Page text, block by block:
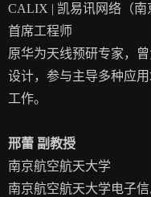
CALIX | 凯易讯网络（南
首席工程师
原华为天线预研专家，
设计，参与主导多种应
工作。
邢蕾 副教授
南京航空航天大学
南京航空航天大学电子